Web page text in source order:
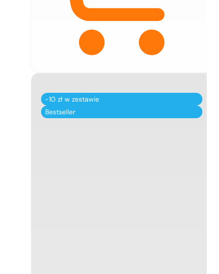
-10 zł w zestawie
Bestseller